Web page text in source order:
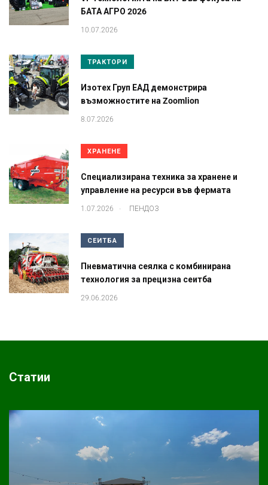
БАТА АГРО 2026
10.07.2026
ТРАКТОРИ
Изотех Груп ЕАД демонстрира
възможностите на Zoomlion
8.07.2026
ХРАНЕНЕ
Специализирана техника за хранене и
управление на ресурси във фермата
1.07.2026 . ПЕНДОЗ
СЕИТБА
Пневматична сеялка с комбинирана
технология за прецизна сеитба
29.06.2026
Статии